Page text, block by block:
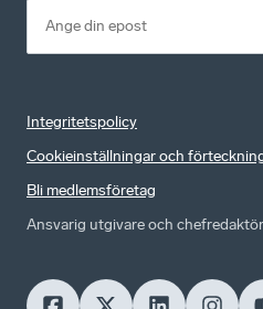
Integritetspolicy
Cookieinställningar och
Bli medlemsföretag
Ansvarig utgivare och chefredaktör